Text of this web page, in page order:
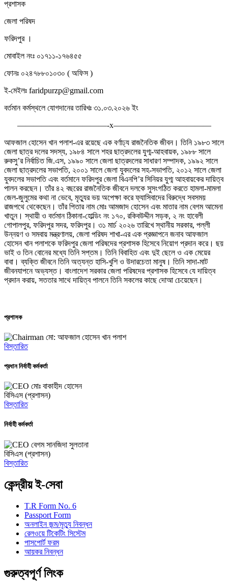
প্রশাসক
জেলা পরিষদ
ফরিদপুর ।
মোবাইল নংঃ ০১৭১১-১৭৬৪৫৫
ফোনঃ ০২৪৭৮৮০১০৩০ ( অফিস )
ই-মেইলঃ faridpurzp@gmail.com
বর্তমান কর্মস্থলে যোগদানের তারিখঃ ৩১.০৩.২০২৬ ইং
———————————-x————————————
আফজাল হোসেন খান পলাশ-এর রয়েছে এক বর্ণাঢ্য রাজনৈতিক জীবন। তিনি ১৯৮৩ সালে
জেলা ছাত্র দলের সদস্য, ১৯৮৪ সালে শহর ছাত্রদলের যুগ্ম-আহবায়ক, ১৯৮৮ সালে
রুকসু’র নির্বাচিত জি.এস, ১৯৯০ সালে জেলা ছাত্রদলের সাধারণ সম্পাদক, ১৯৯২ সালে
জেলা ছাত্রদলের সভাপতি, ২০০১ সালে জেলা যুবদলের সহ-সভাপতি, ২০১২ সালে জেলা
যুবদলের সভাপতি এবং বর্তমানে ফরিদপুর জেলা বিএনপি’র সিনিয়র যুগ্ম আহবায়কের দায়িত্ব
পালন করছেন। তাঁর ৪২ বছরের রাজনৈতিক জীবনে দলকে সুসংগঠিত করতে হামলা-মামলা
জেল-জুলুমের কথা না ভেবে, মৃত্যুর ভয় অপেক্ষা করে ফ্যাসিবাদের বিরুদ্ধে সবসময়
রাজপথে থেকেছেন। তাঁর পিতার নাম মোঃ আমজাদ হোসেন এবং মাতার নাম বেগম আমেনা
খাতুন। স্থায়ী ও বর্তমান ঠিকানা-হোল্ডিং নং ১৭০, রকিবউদ্দীন সড়ক, ২ নং হাবেলী
গোপালপুর, ফরিদপুর সদর, ফরিদপুর। ৩১ মার্চ ২০২৬ তারিখে স্থানীয় সরকার, পল্লী
উন্নয়ণ ও সমবায় মন্ত্রণালয়, জেলা পরিষদ শাখা-এর এক প্রজ্ঞাপনে জনাব আফজাল
হোসেন খান পলাশকে ফরিদপুর জেলা পরিষদের প্রশাসক হিসেবে নিয়োগ প্রদান করে। ছয়
ভাই ও তিন বোনের মধ্যে তিনি সপ্তম। তিনি বিবাহিত এবং দুই ছেলে ও এক মেয়ের
বাবা। ব্যক্তি জীবনে তিনি অত্যন্ত হাসি-খুশি ও উদারচেতা মানুষ। তিনি সাদা-মাট
জীবনযাপনে অভ্যস্ত। বাংলাদেশ সরকার জেলা পরিষদের প্রশাসক হিসেবে যে দায়িত্ব
প্রদান করায়, সততার সাথে দায়িত্ব পালনে তিনি সকলের কাছে দোআ চেয়েছেন।
প্রশাসক
মো: আফজাল হোসেন খান পলাশ
বিস্তারিত
প্রধান নির্বাহী কর্মকর্তা
মোঃ বাকাহীদ হোসেন
বিসিএস (প্রশাসন)
বিস্তারিত
নির্বাহী কর্মকর্তা
বেগম সানজিদা সুলতানা
বিসিএস (প্রশাসন)
বিস্তারিত
কেন্দ্রীয় ই-সেবা
T.R Form No. 6
Passport Form
অনলাইন জন্ম/মৃত্যু নিবন্ধন
রেলওয়ে টিকেটিং সিস্টেম
পাসপোর্ট ফরম
আয়কর নিবন্ধন
গুরুত্বপূর্ণ লিংক